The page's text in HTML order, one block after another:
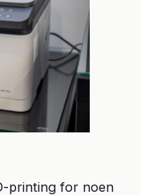
printing for noen